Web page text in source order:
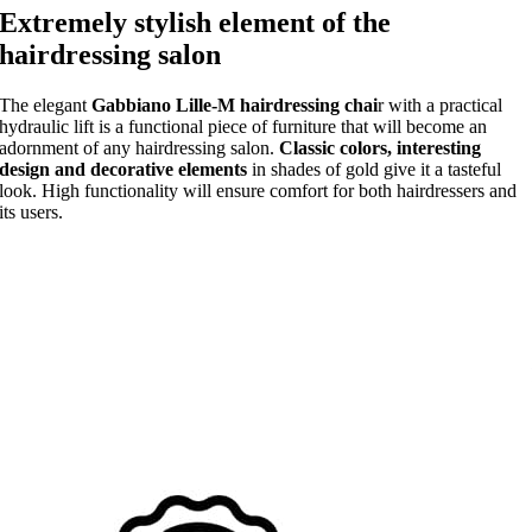
Extremely stylish element of the
hairdressing salon
The elegantGabbiano Lille-M hairdressing chair with a practical
hydraulic lift is a functional piece of furniture that will become an
adornment of any hairdressing salon.Classic colors, interesting
design and decorative elements in shades of gold give it a tasteful
look. High functionality will ensure comfort for both hairdressers and
its users.